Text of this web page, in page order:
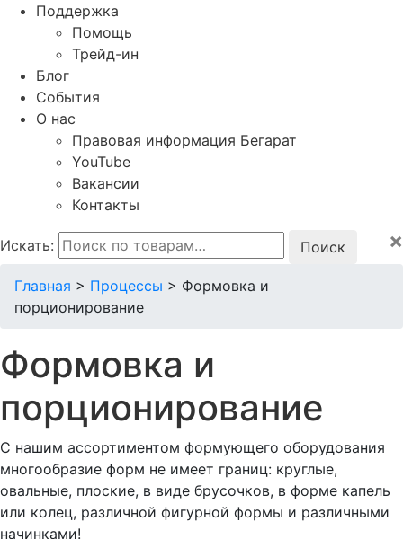
Поддержка
Помощь
Трейд-ин
Блог
События
О нас
Правовая информация Бегарат
YouTube
Вакансии
Контакты
Искать: ×
Главная > Процессы > Формовка и
порционирование
Формовка и
порционирование
С нашим ассортиментом формующего оборудования
многообразие форм не имеет границ: круглые,
овальные, плоские, в виде брусочков, в форме капель
или колец, различной фигурной формы и различными
начинками!